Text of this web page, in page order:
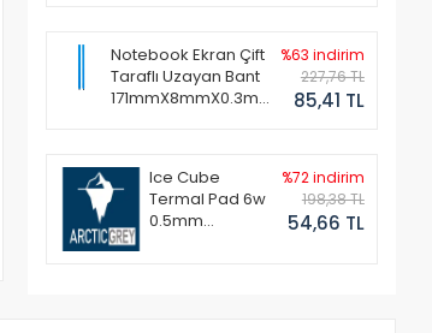
Notebook Ekran Çift
Taraflı Uzayan Bant
171mmX8mmX0.3mm
%63 indirim
227,76 TL
85,41 TL
Ice Cube
Termal Pad 6w
0.5mm
%72 indirim
198,38 TL
54,66 TL